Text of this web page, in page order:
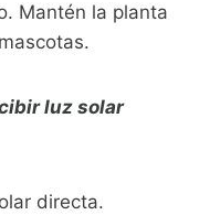
Mantén la planta
luz solar
directa.